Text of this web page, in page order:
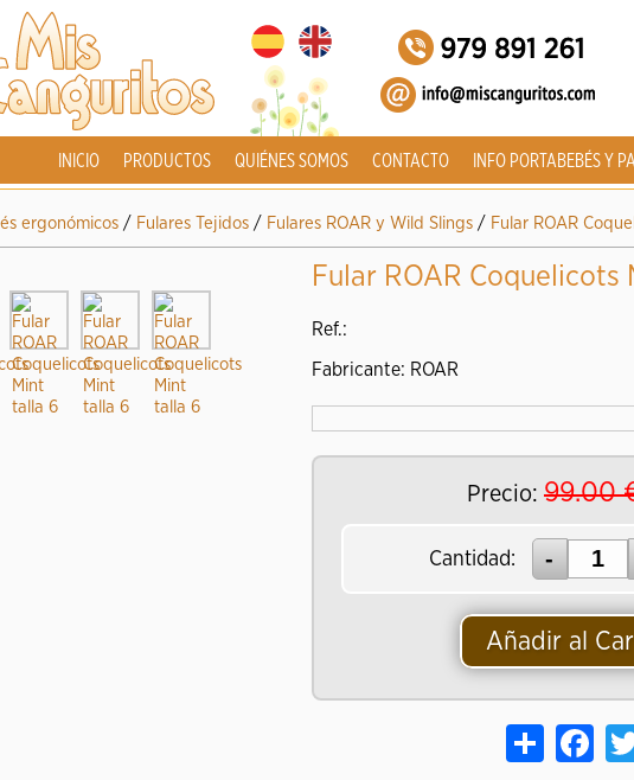
INICIO PRODUCTOS QUIÉNES SOMOS CONTACTO INFO PORTABEBÉS Y
ergonómicos / Fulares Tejidos / Fulares ROAR y Wild Slings / Fular ROAR
Fular ROAR Coquelicots
Ref.:
Fabricante: ROAR
Precio: 99.00
Cantidad:
Añadir al
Share